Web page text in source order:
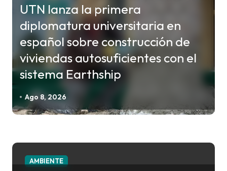
n
d
e
n
r
AMBIENTE
UTN lanza la primera
diplomatura universitaria en
español sobre construcción de
viviendas autosuficientes con el
sistema Earthship
Ago 8, 2026
AMBIENTE